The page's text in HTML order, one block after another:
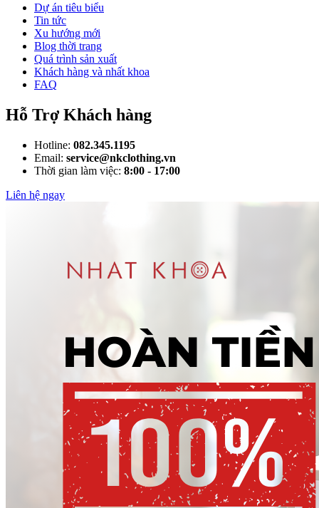
Dự án tiêu biểu
Tin tức
Xu hướng mới
Blog thời trang
Quá trình sản xuất
Khách hàng và nhất khoa
FAQ
Hỗ Trợ Khách hàng
Hotline: 082.345.1195
Email: service@nkclothing.vn
Thời gian làm việc: 8:00 - 17:00
Liên hệ ngay